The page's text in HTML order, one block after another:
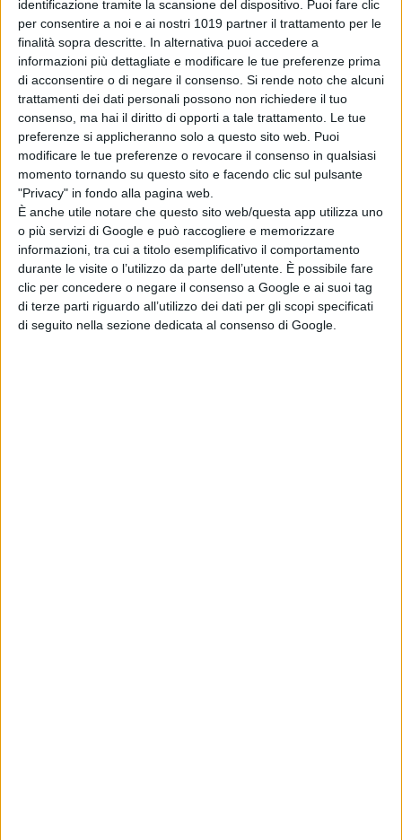
identificazione tramite la scansione del dispositivo. Puoi fare clic
per consentire a noi e ai nostri 1019 partner il trattamento per le
finalità sopra descritte. In alternativa puoi accedere a
informazioni più dettagliate e modificare le tue preferenze prima
di acconsentire o di negare il consenso. Si rende noto che alcuni
trattamenti dei dati personali possono non richiedere il tuo
consenso, ma hai il diritto di opporti a tale trattamento. Le tue
preferenze si applicheranno solo a questo sito web. Puoi
modificare le tue preferenze o revocare il consenso in qualsiasi
momento tornando su questo sito e facendo clic sul pulsante
"Privacy" in fondo alla pagina web.
È anche utile notare che questo sito web/questa app utilizza uno
o più servizi di Google e può raccogliere e memorizzare
informazioni, tra cui a titolo esemplificativo il comportamento
durante le visite o l’utilizzo da parte dell’utente. È possibile fare
clic per concedere o negare il consenso a Google e ai suoi tag
di terze parti riguardo all’utilizzo dei dati per gli scopi specificati
di seguito nella sezione dedicata al consenso di Google.
di La Redazione
Serpenti: il trailer
e il poster
anticipano il film
con Leonardo Lidi
e Alessandro
Borghi
di La Redazione
LION: su Disney+
la storia vera del
Kio
di La Redazione
Chi siamo ContattiPrivacy PolicyCookie Policy
Emanuela Giuliani CFGLNMNL77T43L639Disclaimer